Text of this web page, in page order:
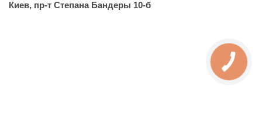
Киев, пр-т Степана Бандеры 10-б